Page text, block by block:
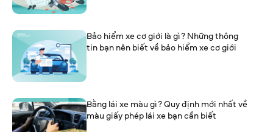
Bảo hiểm xe cơ giới là gì? Những thông
tin bạn nên biết về bảo hiểm xe cơ giới
Bằng lái xe màu gì? Quy định mới nhất về
màu giấy phép lái xe bạn cần biết